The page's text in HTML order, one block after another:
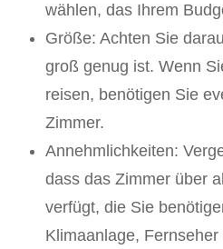
wählen, das Ihrem
Größe: Achten Sie
groß genug ist. Wenn
reisen, benötigen Sie
Zimmer.
Annehmlichkeiten:
dass das Zimmer über
verfügt, die Sie
Klimaanlage,